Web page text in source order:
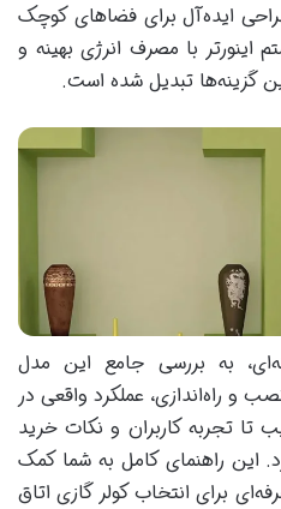
به دلیل طراحی ایده‌آل برای فضاهای کوچک
اینورتر با مصرف انرژی بهینه و
گزینه‌ها تبدیل شده است.
به بررسی جامع این مدل
و راه‌اندازی، عملکرد واقعی در
تا تجربه کاربران و نکات خرید
این راهنمای کامل به شما کمک
برای انتخاب کولر گازی اتاق